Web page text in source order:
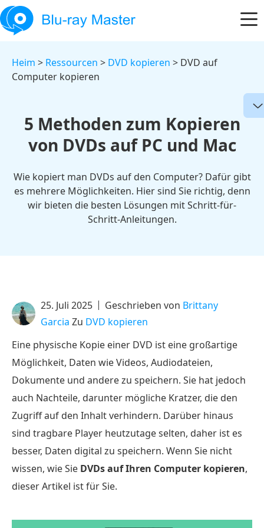
Heim > Ressourcen > DVD kopieren > DVD auf
Computer kopieren
5 Methoden zum Kopieren
von DVDs auf PC und Mac
Wie kopiert man DVDs auf den Computer? Dafür gibt
es mehrere Möglichkeiten. Hier sind Sie richtig, denn
wir bieten die besten Lösungen mit Schritt-für-
Schritt-Anleitungen.
25. Juli 2025 Geschrieben von Brittany
Garcia Zu DVD kopieren
Eine physische Kopie einer DVD ist eine großartige
Möglichkeit, Daten wie Videos, Audiodateien,
Dokumente und andere zu speichern. Sie hat jedoch
auch Nachteile, darunter mögliche Kratzer, die den
Zugriff auf den Inhalt verhindern. Darüber hinaus
sind tragbare Player heutzutage selten, daher ist es
besser, Daten digital zu speichern. Wenn Sie nicht
wissen, wie Sie DVDs auf Ihren Computer kopieren,
dieser Artikel ist für Sie.